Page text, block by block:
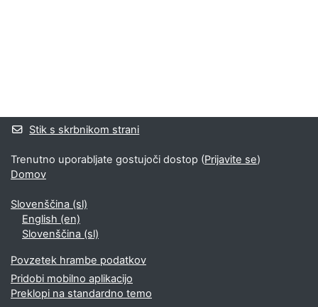
Stik s skrbnikom strani
Trenutno uporabljate gostujoči dostop (Prijavite se)
Domov
Slovenščina ‎(sl)‎
English ‎(en)‎
Slovenščina ‎(sl)‎
Povzetek hrambe podatkov
Pridobi mobilno aplikacijo
Preklopi na standardno temo